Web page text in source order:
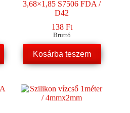
3,68×1,85 S7506 FDA /
D42
138 Ft
Bruttó
Kosárba teszem